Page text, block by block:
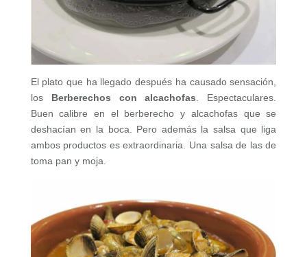
El plato que ha llegado después ha causado sensación,
los Berberechos con alcachofas . Espectaculares.
Buen calibre en el berberecho y alcachofas que se
deshacían en la boca. Pero además la salsa que liga
ambos productos es extraordinaria. Una salsa de las de
toma pan y moja.